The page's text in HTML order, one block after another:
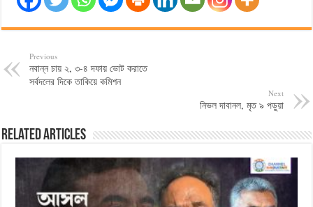
Previous
নবান্ন চায় ২, ৩-৪ দফায় ভোট করাতে
সর্বদলের দিকে তাকিয়ে কমিশন
Next
নিভল দাবানল, মৃত ৯ পড়ুয়া
Related Articles